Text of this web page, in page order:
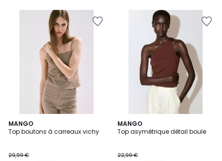
MANGO
Top boutons à carreaux vichy
29,99 €
MANGO
Top asymétrique détail boule
22,99 €